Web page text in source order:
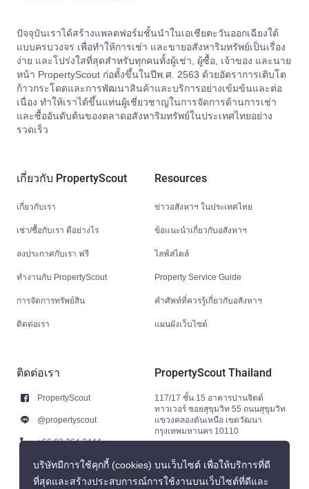
ปัจจุบันเราได้สร้างแพลตฟอร์มชั้นนำในเอเชียตะวันออกเฉียงใต้
แบบครบวงจร เพื่อทำให้การเช่า และขายอสังหาริมทรัพย์เป็นเรื่อง
ง่าย และโปร่งใสที่สุดสำหรับทุกคนทั้งผู้เช่า, ผู้ซื้อ, เจ้าของ และนาย
หน้า PropertyScout ก่อตั้งขึ้นในปีพ.ศ. 2563 ด้วยอัตราการเติบโต
ก้าวกระโดดและการพัฒนาสินค้าและบริการอย่างเข้มข้นและต่อ
เนื่อง ทำให้เราได้ขึ้นแท่นผู้เชี่ยวชาญในการจัดการด้านการเช่า
และซื้ออันดับต้นของตลาดอสังหาริมทรัพย์ในประเทศไทยอย่าง
รวดเร็ว
เกี่ยวกับ PropertyScout
เกี่ยวกับเรา
เช่า/ซื้อกับเรา ดีอย่างไร
ลงประกาศกับเรา ฟรี
ทำงานกับ PropertyScout
การจัดการทรัพย์สิน
ติดต่อเรา
Resources
ข่าวอสังหาฯ ในประเทศไทย
ข้อแนะนำเกี่ยวกับอสังหาฯ
ไลฟ์สไตล์
Property Service Guide
คำศัพท์ที่ควรรู้เกี่ยวกับอสังหาฯ
แผนผังเว็บไซต์
ติดต่อเรา
PropertyScout
@propertyscout
+66 92 264 3444
+66 92 264 3444
contact@propertyscout.co.th
PropertyScout Thailand
117/17 ชั้น 15 อาคารปานจิตต์
ทาวเวอร์ ซอยสุขุมวิท 55 ถนนสุขุมวิท
แขวงคลองตันเหนือ เขตวัฒนา
กรุงเทพมหานคร 10110
บริษัทมีการใช้คุกกี้ (cookies) บนเว็บไซต์ เพื่อให้บริการที่ดี
ที่สุดและสร้างประสบการณ์การใช้งานบนเว็บไซต์ที่ดีและ